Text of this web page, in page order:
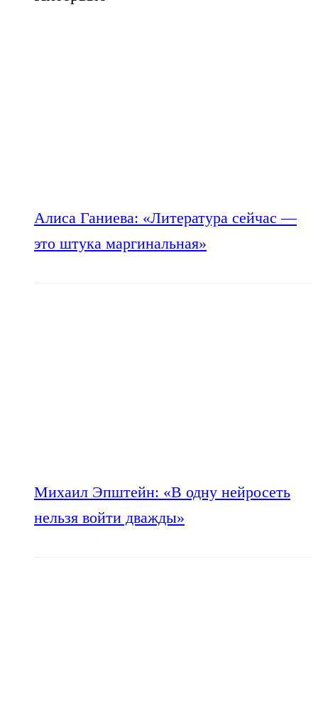
Алиса Ганиева: «Литература сейчас —
это штука маргинальная»
Михаил Эпштейн: «В одну нейросеть
нельзя войти дважды»